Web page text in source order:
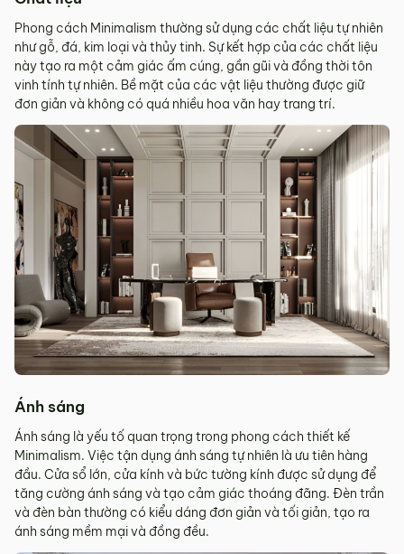
Phong cách Minimalism thường sử dụng các chất liệu tự nhiên
như gỗ, đá, kim loại và thủy tinh. Sự kết hợp của các chất liệu
này tạo ra một cảm giác ấm cúng, gần gũi và đồng thời tôn
vinh tính tự nhiên. Bề mặt của các vật liệu thường được giữ
đơn giản và không có quá nhiều hoa văn hay trang trí.
Ánh sáng
Ánh sáng là yếu tố quan trọng trong phong cách thiết kế
Minimalism. Việc tận dụng ánh sáng tự nhiên là ưu tiên hàng
đầu. Cửa sổ lớn, cửa kính và bức tường kính được sử dụng để
tăng cường ánh sáng và tạo cảm giác thoáng đãng. Đèn trần
và đèn bàn thường có kiểu dáng đơn giản và tối giản, tạo ra
ánh sáng mềm mại và đồng đều.